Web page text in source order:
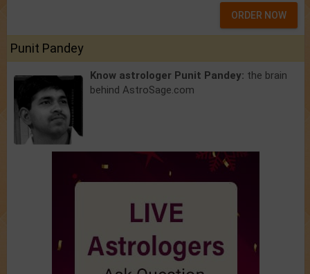
ORDER NOW
Punit Pandey
Know astrologer Punit Pandey: the brain
behind AstroSage.com